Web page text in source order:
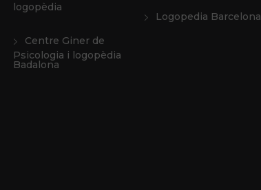
logopèdia
Logopedia Barcelona
Centre Giner de
Psicologia i logopèdia
Badalona